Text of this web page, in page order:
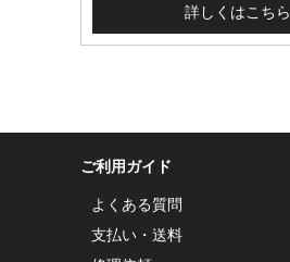
詳しくはこちら
ご利用ガイド
よくある質問
支払い・送料